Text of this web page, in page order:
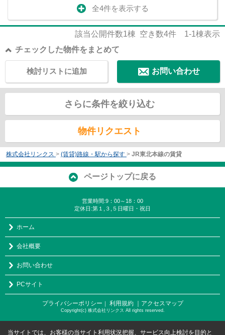
全4件を表示する
該当公開件数1棟 空き数4件 1-1棟表示
チェックした物件をまとめて
お問い合わせ
検討リストに追加
さらに条件を絞り込む
物件リクエスト
株式会社リンクス > (賃貸)路線・駅から探す > JR東北本線の賃貸
ページトップに戻る
営業時間:9：00～18：00
定休日:第１,３,５日曜日・祝日
ホーム
会社概要
お問い合わせ
PCサイト
プライバシーポリシー ｜ 利用規約 ｜アクセスマップ
Copyright(c) 株式会社リンクス All rights reserved.
当サイトでは、お客様の当サイト利用状況把握、サービス向上検討を目的と